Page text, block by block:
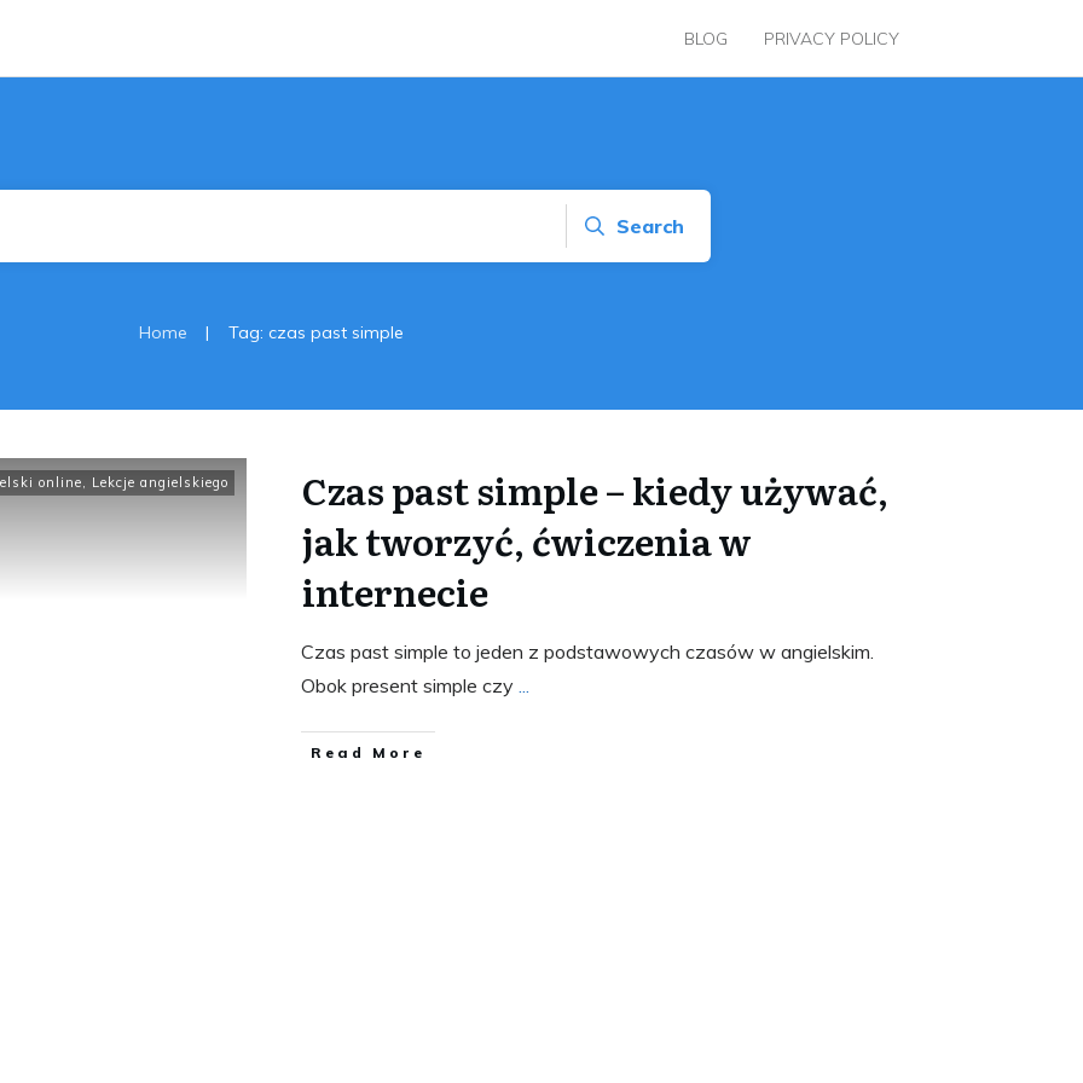
BLOG PRIVACY POLICY
Search
Home | Tag: czas past simple
online, Lekcje angielskiego
Czas past simple – kiedy używać,
jak tworzyć, ćwiczenia w
internecie
Czas past simple to jeden z podstawowych czasów w angielskim.
Obok present simple czy ...
​Read More